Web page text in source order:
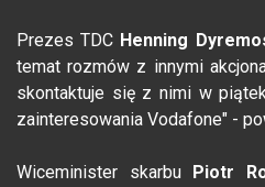
Prezes TDC Henning
temat rozmów z innymi
skontaktuje się z nimi w
zainteresowania Vodafone" -
Wiceminister skarbu Piotr